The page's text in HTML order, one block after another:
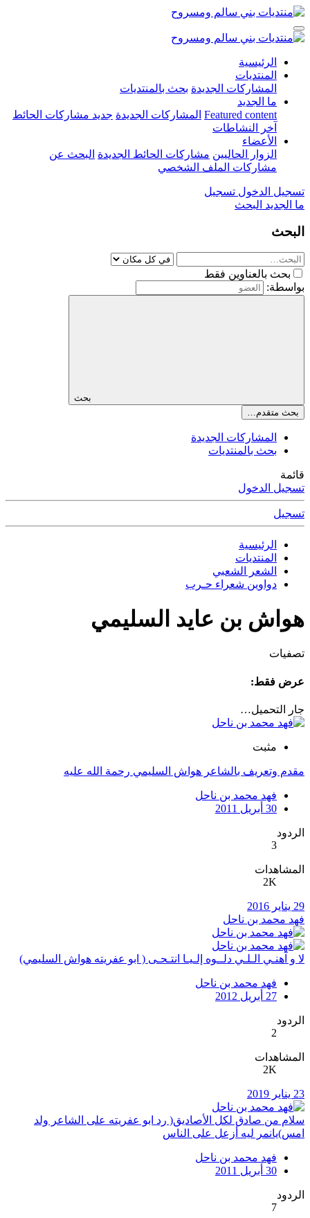
الرئيسية
المنتديات
المشاركات الجديدة بحث بالمنتديات
ما الجديد
Featured content المشاركات الجديدة جديد مشاركات الحائط
آخر النشاطات
الأعضاء
الزوار الحاليين مشاركات الحائط الجديدة البحث عن
مشاركات الملف الشخصي
تسجيل الدخول تسجيل
ما الجديد البحث
البحث
بحث بالعناوين فقط
بواسطة:
بحث
بحث متقدم…
المشاركات الجديدة
بحث بالمنتديات
قائمة
تسجيل الدخول
تسجيل
الرئيسية
المنتديات
الشعر الشعبي
دواوين شعراء حـرب
هواش بن عايد السليمي
تصفيات
عرض فقط:
جار التحميل…
مثبت
مقدم وتعريف بالشاعر هواش السليمي رحمة الله عليه
فهد محمد بن ناحل
30 أبريل 2011
الردود
3
المشاهدات
2K
29 يناير 2016
فهد محمد بن ناحل
لا و آهنـي الـلـي دلــوه إلـيـا انتـحـى ( ابو عفريته هواش السليمي)
فهد محمد بن ناحل
27 أبريل 2012
الردود
2
المشاهدات
2K
23 يناير 2019
سلام من صادق لكل الأصاديق( رد ابو عفريته على الشاعر ولد
امس)يانمر ليه أزعل على الناس
فهد محمد بن ناحل
30 أبريل 2011
الردود
7